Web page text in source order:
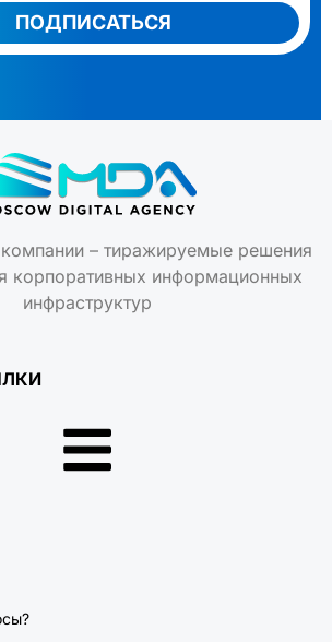
ПОДПИСАТЬСЯ
– тиражируемые решения
корпоративных информационных
инфраструктур